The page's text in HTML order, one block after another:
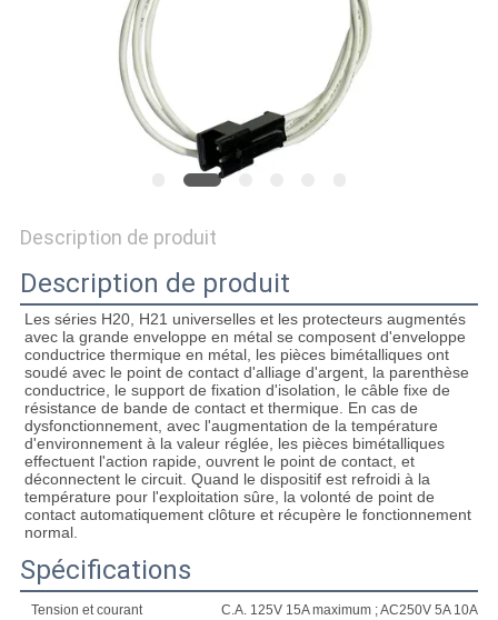
PRIVACY
POLICY
Description de produit
Description de produit
Les séries H20, H21 universelles et les protecteurs augmentés
avec la grande enveloppe en métal se composent d'enveloppe
conductrice thermique en métal, les pièces bimétalliques ont
soudé avec le point de contact d'alliage d'argent, la parenthèse
conductrice, le support de fixation d'isolation, le câble fixe de
résistance de bande de contact et thermique. En cas de
dysfonctionnement, avec l'augmentation de la température
d'environnement à la valeur réglée, les pièces bimétalliques
effectuent l'action rapide, ouvrent le point de contact, et
déconnectent le circuit. Quand le dispositif est refroidi à la
température pour l'exploitation sûre, la volonté de point de
contact automatiquement clôture et récupère le fonctionnement
normal.
Spécifications
Tension et courant C.A. 125V 15A maximum ; AC250V 5A 10A